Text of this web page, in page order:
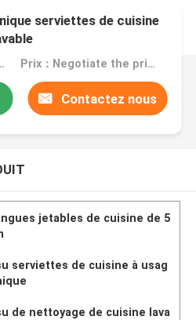
serviettes de cuisine
couleur Prix：Negotiate the price in detail according to the product
Contactez nous
jetables de cuisine de 5
serviettes de cuisine à usag
de nettoyage de cuisine lava